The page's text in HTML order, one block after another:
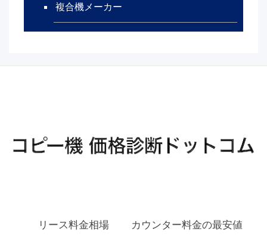
複合機メーカー
リース料金相場 カウンター料金の最安値